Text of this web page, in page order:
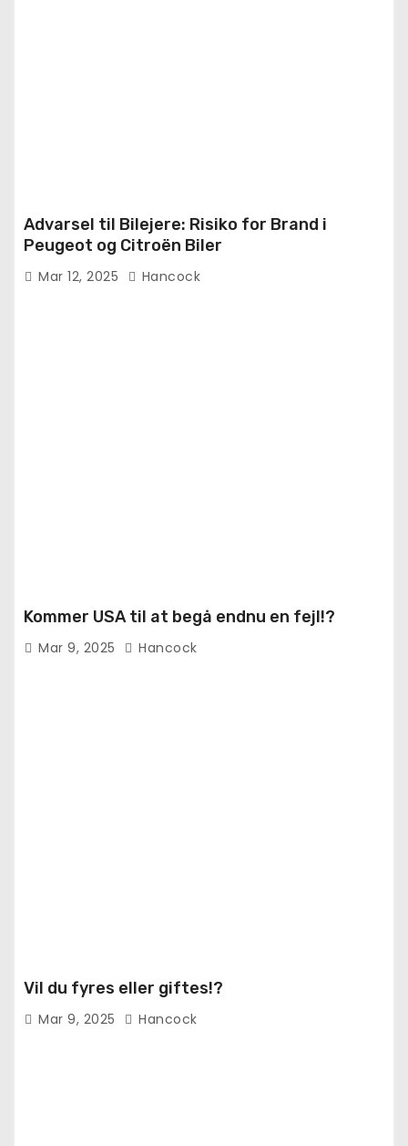
Advarsel til Bilejere: Risiko for Brand i
Peugeot og Citroën Biler
Mar 12, 2025 Hancock
Kommer USA til at begå endnu en fejl!?
Mar 9, 2025 Hancock
Vil du fyres eller giftes!?
Mar 9, 2025 Hancock